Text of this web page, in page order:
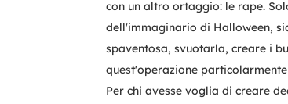
con un altro ortaggio: le rape.
dell'immaginario di Halloween,
spaventosa, svuotarla, creare i
quest'operazione
Per chi avesse voglia di creare